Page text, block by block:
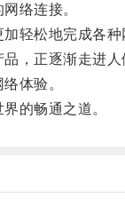
络连接。
轻松地完成各种
，正逐渐走进人
体验。
的畅通之道。